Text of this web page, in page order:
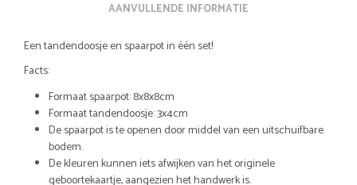
AANVULLENDE INFORMATIE
Een tandendoosje en spaarpot in één set!
Facts:
Formaat spaarpot: 8x8x8cm
Formaat tandendoosje: 3x4cm
De spaarpot is te openen door middel van een uitschuifbare
bodem.
De kleuren kunnen iets afwijken van het originele
geboortekaartje, aangezien het handwerk is.